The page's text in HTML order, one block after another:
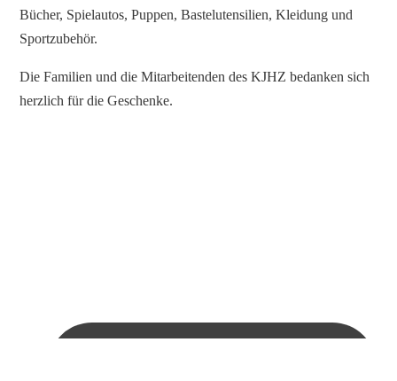
Bücher, Spielautos, Puppen, Bastelutensilien, Kleidung und
Sportzubehör.
Die Familien und die Mitarbeitenden des KJHZ bedanken sich
herzlich für die Geschenke.